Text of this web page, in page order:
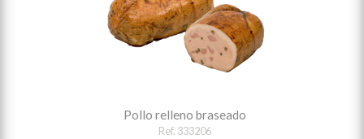
Pollo relleno braseado
Ref. 333206